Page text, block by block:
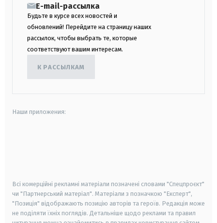
E-mail-рассылка
Будьте в курсе всех новостей и
обновлений! Перейдите на страницу наших
рассылок, чтобы выбрать те, которые
соответствуют вашим интересам.
К РАССЫЛКАМ
Наши приложения:
Всі комерційні рекламні матеріали позначені словами "Спецпроєкт"
чи "Партнерський матеріал". Матеріали з позначкою "Експерт",
"Позиція" відображають позицію авторів та героїв. Редакція може
не поділяти їхніх поглядів. Детальніше щодо реклами та правил